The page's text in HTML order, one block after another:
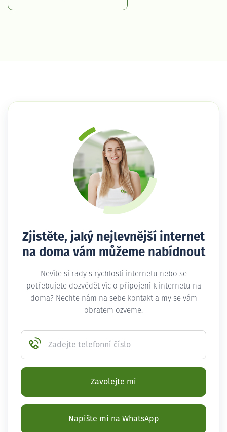
Zjistěte, jaký nejlevnější internet
na doma vám můžeme nabídnout
Nevíte si rady s rychlostí internetu nebo se
potřebujete dozvědět víc o připojení k internetu na
doma? Nechte nám na sebe kontakt a my se vám
obratem ozveme.
Zadejte telefonní číslo
Zavolejte mi
Napište mi na WhatsApp